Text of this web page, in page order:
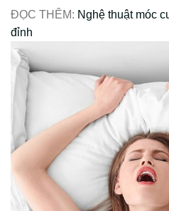
ĐỌC THÊM: Nghệ thuật móc
đỉnh